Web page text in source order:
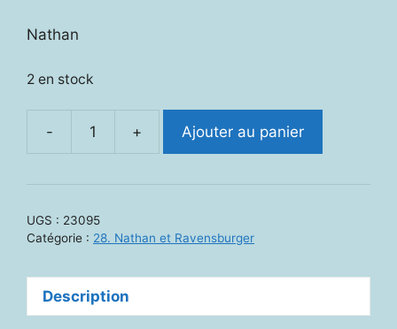
10,00 €.
Nathan
2 en stock
-
quantité
des
mots
+ Ajouter au panier
UGS : 23095
Catégorie : 28. Nathan et Ravensburger
Description